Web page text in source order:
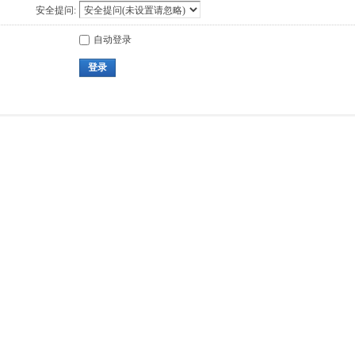
安全提问:
自动登录
登录